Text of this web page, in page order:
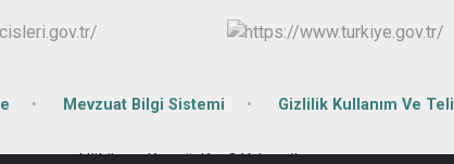
Mevzuat Bilgi Sistemi Gizlilik Kullanım Ve
Hükümet Konağı Kat:2 Yalvaç/Isparta